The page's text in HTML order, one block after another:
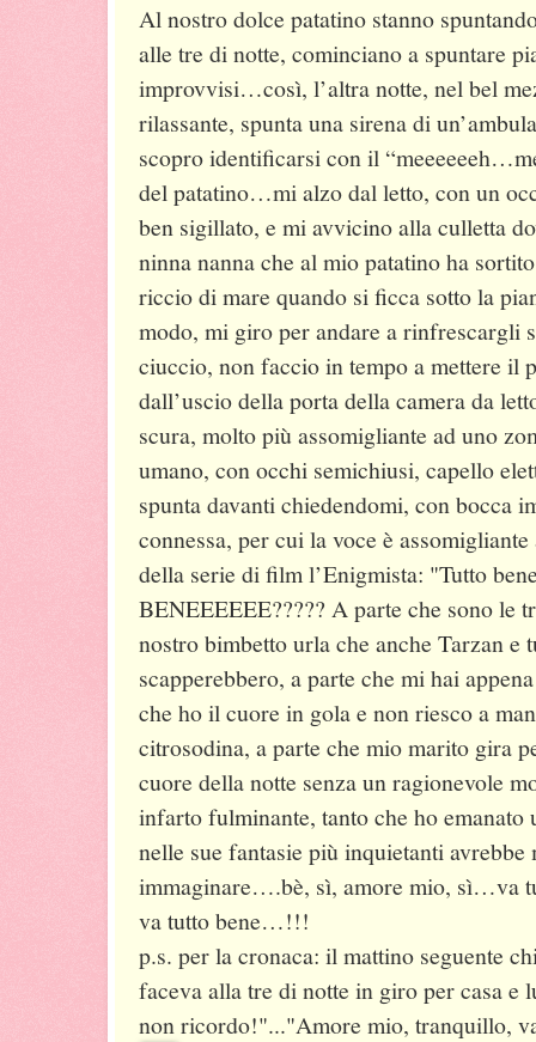
Al nostro dolce patatino stanno
alle tre di notte, cominciano a spuntare
improvvisi…così, l’altra notte, nel bel
rilassante, spunta una sirena di
scopro identificarsi con il
del patatino…mi alzo dal letto, con un
ben sigillato, e mi avvicino alla culletta
ninna nanna che al mio patatino ha
riccio di mare quando si ficca sotto la
modo, mi giro per andare a rinfrescargli
ciuccio, non faccio in tempo a mettere il
dall’uscio della porta della camera da
scura, molto più assomigliante ad uno
umano, con occhi semichiusi, capello
spunta davanti chiedendomi, con bocca
connessa, per cui la voce è
della serie di film l’Enigmista: "Tutto
BENEEEEEE????? A parte che sono le
nostro bimbetto urla che anche Tarzan
scapperebbero, a parte che mi hai
che ho il cuore in gola e non riesco a
citrosodina, a parte che mio marito gira
cuore della notte senza un ragionevole
infarto fulminante, tanto che ho
nelle sue fantasie più inquietanti avrebbe
immaginare….bè, sì, amore mio, sì…va
va tutto bene…!!!
p.s. per la cronaca: il mattino seguente
faceva alla tre di notte in giro per casa e
non ricordo!"..."Amore mio, tranquillo,